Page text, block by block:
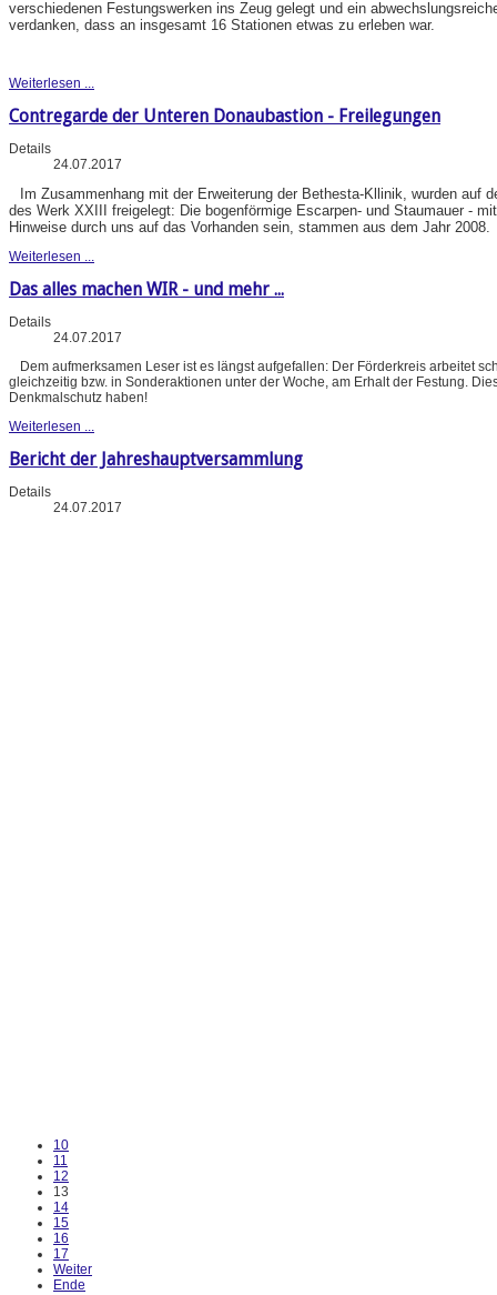
verschiedenen Festungswerken ins Zeug gelegt und ein
verdanken, dass an insgesamt 16 Stationen etwas zu erleben war.
Weiterlesen ...
Contregarde der Unteren Donaubastion - Freilegungen
Details
24.07.2017
Im Zusammenhang mit der Erweiterung der Bethesta-Kllinik, wurden auf
des Werk XXIII freigelegt: Die bogenförmige Escarpen- und Staumauer -
Hinweise durch uns auf das Vorhanden sein, stammen aus dem Jahr 2008.
Weiterlesen ...
Das alles machen WIR - und mehr ...
Details
24.07.2017
Dem aufmerksamen Leser ist es längst aufgefallen: Der Förderkreis arbeitet
gleichzeitig bzw. in Sonderaktionen unter der Woche, am Erhalt der Festung.
Denkmalschutz haben!
Weiterlesen ...
Bericht der Jahreshauptversammlung
Details
24.07.2017
10
11
12
13
14
15
16
17
Weiter
Ende